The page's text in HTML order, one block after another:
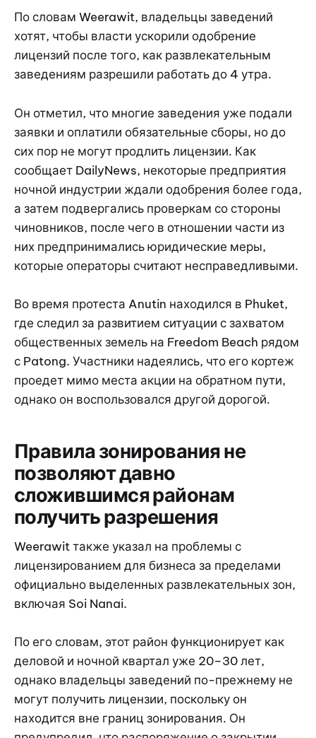
По словам Weerawit, владельцы заведений
хотят, чтобы власти ускорили одобрение
лицензий после того, как развлекательным
заведениям разрешили работать до 4 утра.
Он отметил, что многие заведения уже подали
заявки и оплатили обязательные сборы, но до
сих пор не могут продлить лицензии. Как
сообщает DailyNews, некоторые предприятия
ночной индустрии ждали одобрения более года,
а затем подвергались проверкам со стороны
чиновников, после чего в отношении части из
них предпринимались юридические меры,
которые операторы считают несправедливыми.
Во время протеста Anutin находился в Phuket,
где следил за развитием ситуации с захватом
общественных земель на Freedom Beach рядом
с Patong. Участники надеялись, что его кортеж
проедет мимо места акции на обратном пути,
однако он воспользовался другой дорогой.
Правила зонирования не
позволяют давно
сложившимся районам
получить разрешения
Weerawit также указал на проблемы с
лицензированием для бизнеса за пределами
официально выделенных развлекательных зон,
включая Soi Nanai.
По его словам, этот район функционирует как
деловой и ночной квартал уже 20–30 лет,
однако владельцы заведений по-прежнему не
могут получить лицензии, поскольку он
находится вне границ зонирования. Он